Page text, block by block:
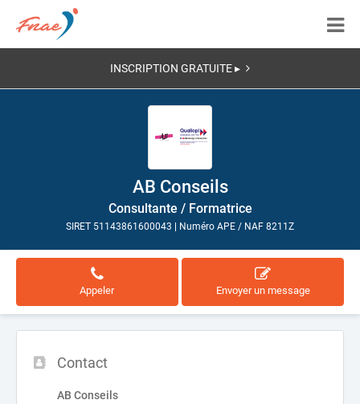
INSCRIPTION GRATUITE ▸
AB Conseils
Consultante / Formatrice
SIRET 51143861600043 Numéro APE / NAF 8211Z
Appeler Envoyer un message
Contact
AB Conseils